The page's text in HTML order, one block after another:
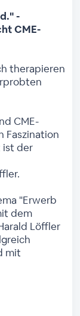
-
CME-
therapieren
CME-
Faszination
ist der
"Erwerb
dem
Löffler
mit